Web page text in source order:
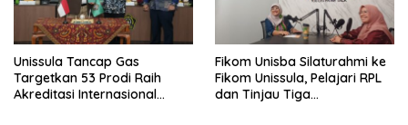
Unissula Tancap Gas
Targetkan 53 Prodi Raih
Akreditasi Internasional
Fikom Unisba Silaturahmi ke
Fikom Unissula, Pelajari RPL
dan Tinjau Tiga